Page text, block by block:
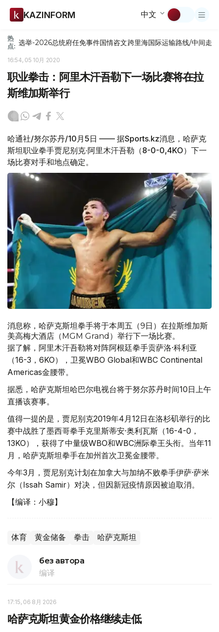
KAZINFORM 中文
热
点: 选举-2026总统府任免事件国情咨文跨里海国际运输路线/中间走廊
16:54, 05 10月 2020
职业拳击：阿里木汗吾勒下一场比赛将在拉
斯维加斯举行
哈通社/努尔苏丹/10月5日 —— 据Sports.kz消息，哈萨克
斯坦职业拳手贾尼别克·阿里木汗吾勒（8-0-0,4KO）下一
场比赛对手和地点确定。
消息称，哈萨克斯坦拳手将于本周五（9日）在拉斯维加斯
美高梅大酒店（MGM Grand）举行下一场比赛。
据了解，阿里木汗吾勒将对阵阿根廷拳手贡萨洛·科利亚
（16-3，6KO），卫冕WBO Global和WBC Continental
Americas金腰带。
据悉，哈萨克斯坦哈巴尔电视台将于努尔苏丹时间10日上午
直播该赛事。
值得一提的是，贾尼别克2019年4月12日在洛杉矶举行的比
赛中战胜了墨西哥拳手克里斯蒂安·奥利瓦斯（16-4-0，
13KO），获得了中量级WBO和WBC洲际拳王头衔。当年11
月，哈萨克斯坦拳手在加州首次卫冕金腰带。
今年3月，贾尼别克计划在加拿大与加纳不败拳手伊萨·萨米
尔（Issah Samir）对决，但因新冠疫情原因被迫取消。
【编译：小穆】
体育 黄金储备 拳击 哈萨克斯坦
без автора
编译
17:15, 06 8月 2026
哈萨克斯坦黄金价格继续走低